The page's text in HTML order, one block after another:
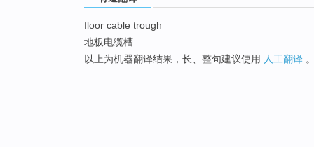
floor cable trough
地板电缆槽
以上为机器翻译结果，长、整句建议使用 人工翻译